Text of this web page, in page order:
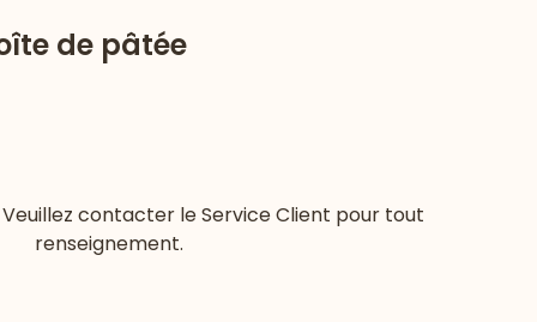
de pâtée
contacter le Service Client pour tout
renseignement.